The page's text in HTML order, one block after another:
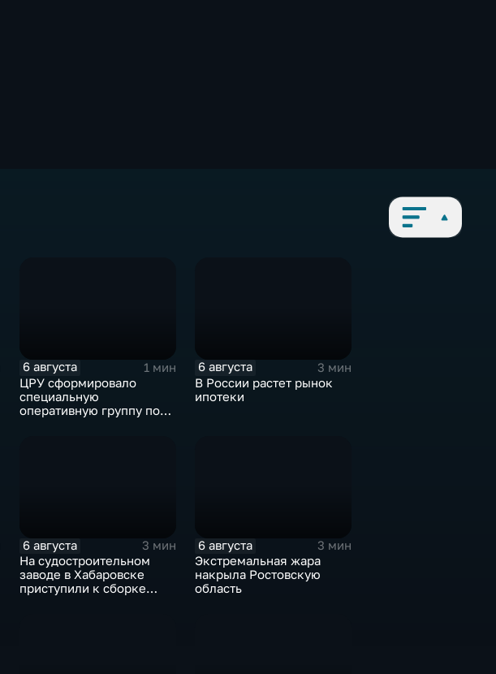
6 августа
1 мин
ЦРУ сформировало
специальную
оперативную группу по
6 августа
3 мин
В России растет рынок
ипотеки
6 августа
3 мин
На судостроительном
заводе в Хабаровске
приступили к сборке
6 августа
3 мин
Экстремальная жара
накрыла Ростовскую
область